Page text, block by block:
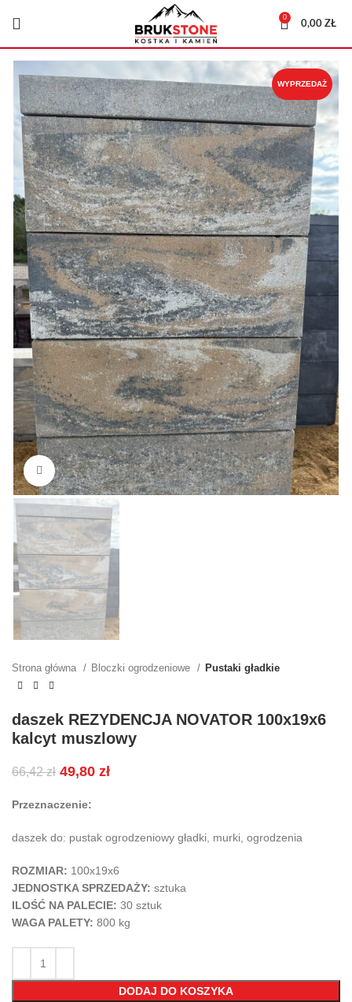
0
0,00ZŁ
WYPRZEDAŻ
Kliknij, aby powiększyć
Strona główna Bloczki ogrodzeniowe Pustaki gładkie
daszek REZYDENCJA NOVATOR 100x19x6
kalcyt muszlowy
66,42zł 49,80 zł
Przeznaczenie:
daszek do: pustak ogrodzeniowy gładki, murki, ogrodzenia
ROZMIAR: 100x19x6
JEDNOSTKA SPRZEDAŻY: sztuka
ILOŚĆ NA PALECIE: 30 sztuk
WAGA PALETY: 800 kg
DODAJ DO KOSZYKA